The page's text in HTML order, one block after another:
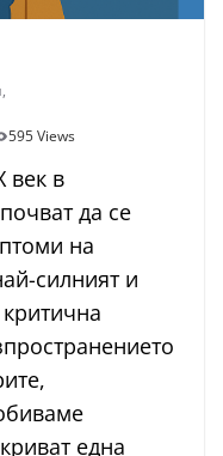
,
595 Views
век в
да се
на
силният и
една